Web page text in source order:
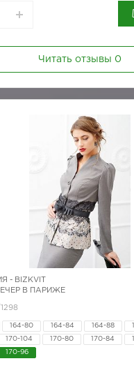
Читать отзывы 0
- BIZKVIT
В ПАРИЖЕ
164-80 164-84 164-88
170-104 170-80 170-84
170-96